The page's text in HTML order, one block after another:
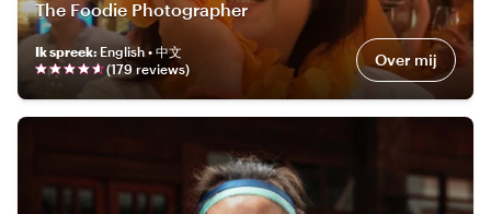
The Foodie Photographer
Ik spreek: English • 中文
(179 reviews) Over mij